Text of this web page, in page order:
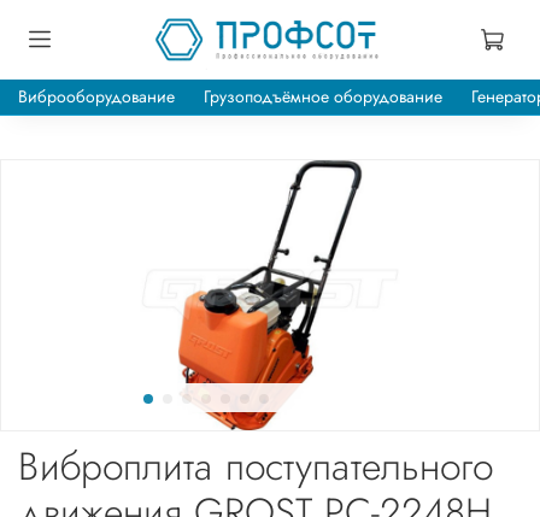
Виброоборудование Грузоподъёмное оборудование
Виброплита поступательного